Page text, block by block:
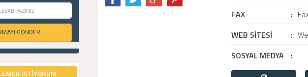
GÖNDER
İSTİYORUM
FAX :
WEB SİTESİ :
SOSYAL MEDYA :